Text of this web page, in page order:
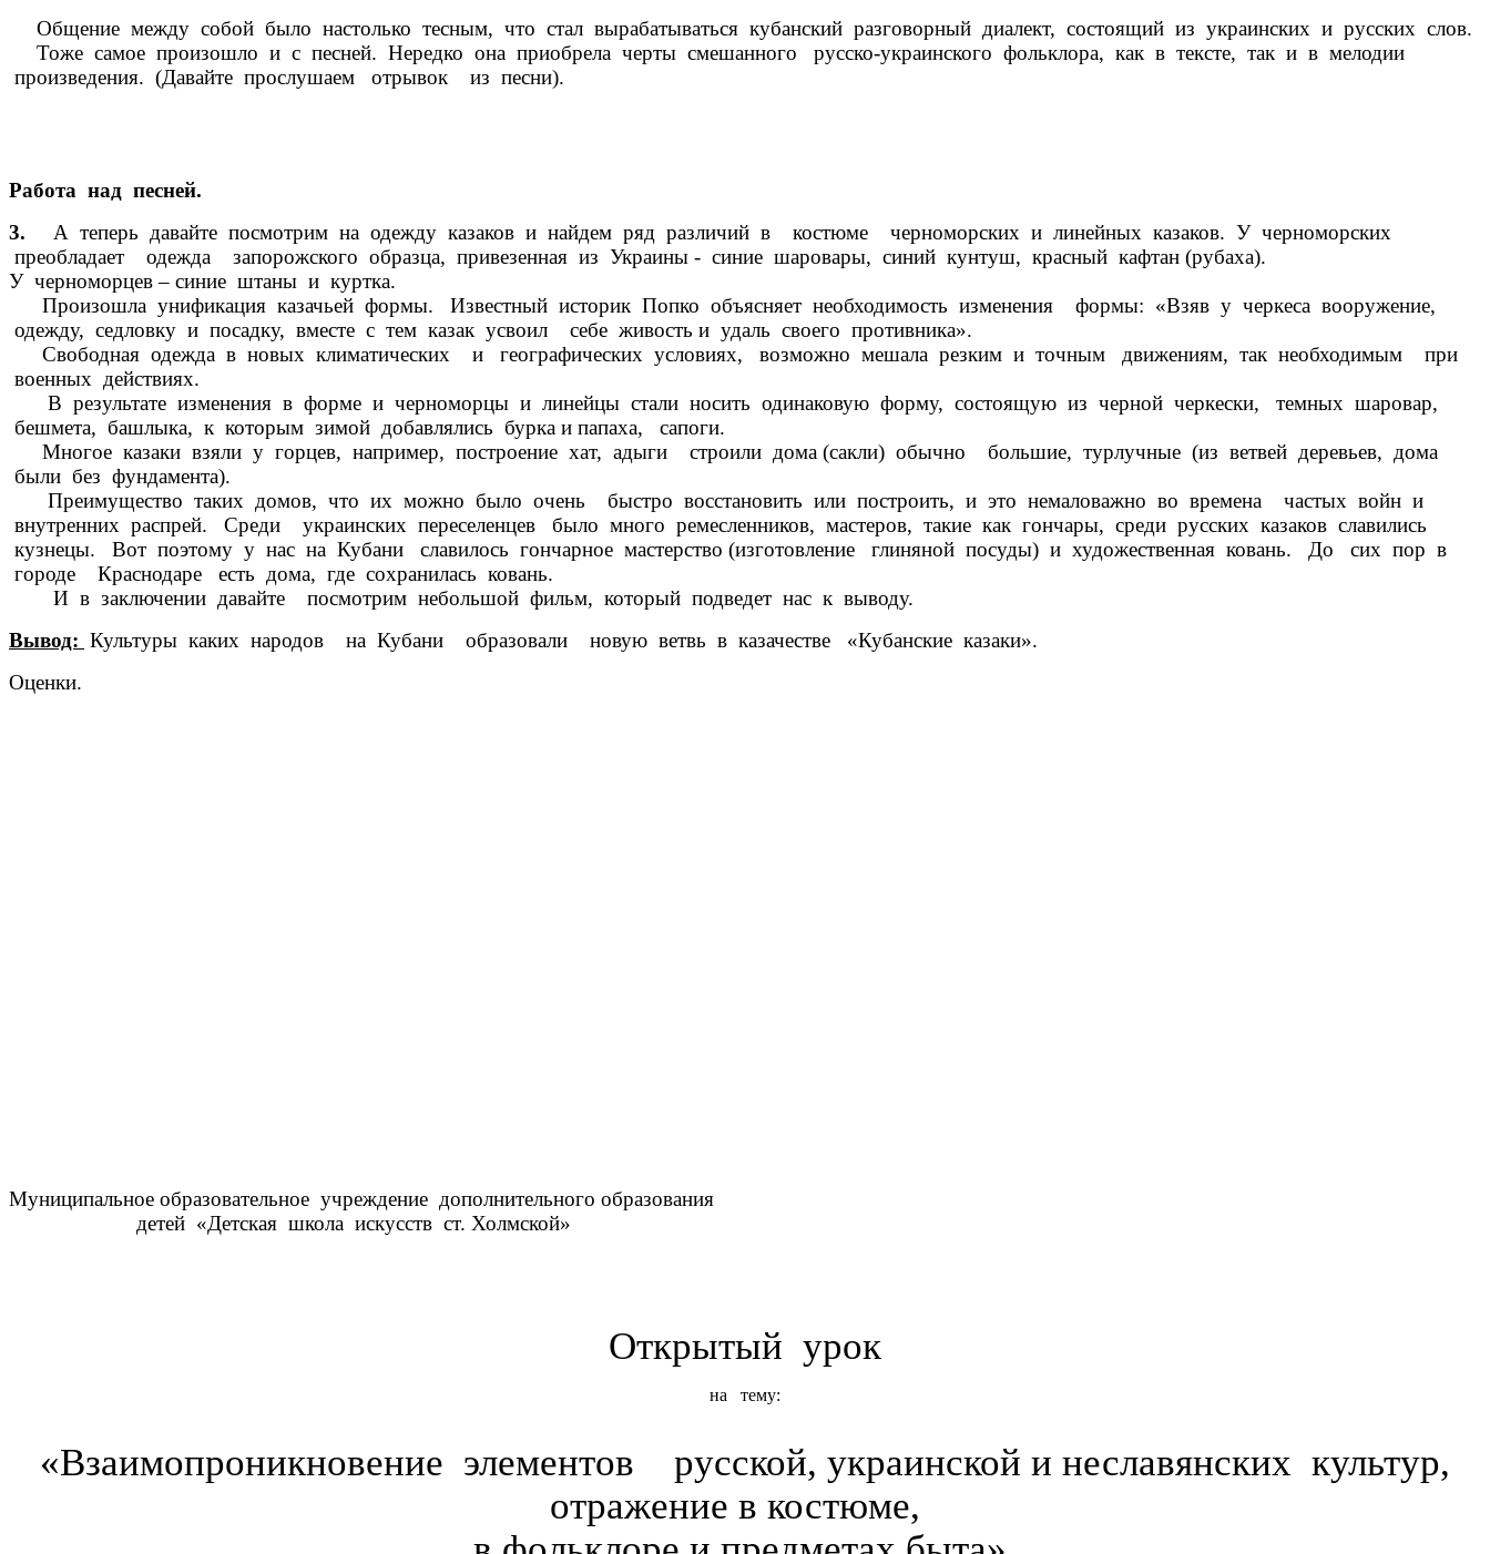
Общение между собой было настолько тесным, что стал вырабатываться кубанский разговорный диалект, состоящий из украинских и русских слов.
Тоже самое произошло и с песней. Нередко она приобрела черты смешанного русско-украинского фольклора, как в тексте, так и в мелодии
произведения. (Давайте прослушаем отрывок из песни).
Работа над песней.
3. А теперь давайте посмотрим на одежду казаков и найдем ряд различий в костюме черноморских и линейных казаков. У черноморских
преобладает одежда запорожского образца, привезенная из Украины - синие шаровары, синий кунтуш, красный кафтан (рубаха).
У черноморцев – синие штаны и куртка.
Произошла унификация казачьей формы. Известный историк Попко объясняет необходимость изменения формы: «Взяв у черкеса вооружение,
одежду, седловку и посадку, вместе с тем казак усвоил себе живость и удаль своего противника».
Свободная одежда в новых климатических и географических условиях, возможно мешала резким и точным движениям, так необходимым при
военных действиях.
В результате изменения в форме и черноморцы и линейцы стали носить одинаковую форму, состоящую из черной черкески, темных шаровар,
бешмета, башлыка, к которым зимой добавлялись бурка и папаха, сапоги.
Многое казаки взяли у горцев, например, построение хат, адыги строили дома (сакли) обычно большие, турлучные (из ветвей деревьев, дома
были без фундамента).
Преимущество таких домов, что их можно было очень быстро восстановить или построить, и это немаловажно во времена частых войн и
внутренних распрей. Среди украинских переселенцев было много ремесленников, мастеров, такие как гончары, среди русских казаков славились
кузнецы. Вот поэтому у нас на Кубани славилось гончарное мастерство (изготовление глиняной посуды) и художественная ковань. До сих пор в
городе Краснодаре есть дома, где сохранилась ковань.
И в заключении давайте посмотрим небольшой фильм, который подведет нас к выводу.
Вывод: Культуры каких народов на Кубани образовали новую ветвь в казачестве «Кубанские казаки».
Оценки.
Муниципальное образовательное учреждение дополнительного образования
детей «Детская школа искусств ст. Холмской»
Открытый урок
на тему:
«Взаимопроникновение элементов русской, украинской и неславянских культур,
отражение в костюме,